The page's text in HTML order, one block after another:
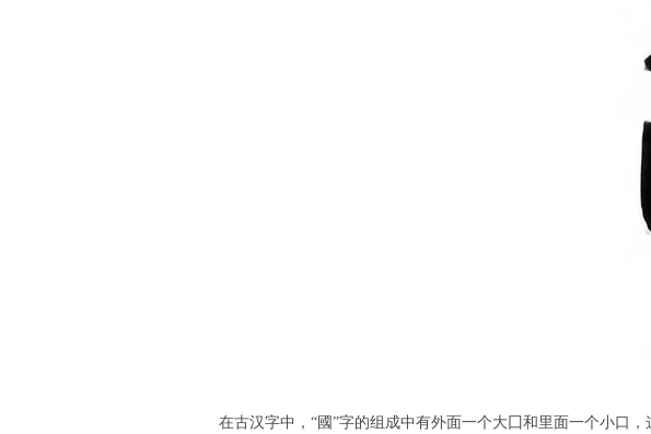
在古汉字中，“國”字的组成中有外面一个大囗和里面一个小口